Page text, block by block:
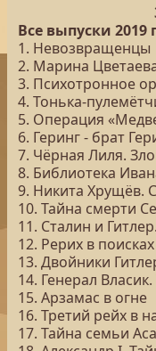
Все выпуски 2019
1. Невозвращенцы
2. Марина
3. Психотронное
4. Тонька-
5. Операция
6. Геринг - брат
7. Чёрная Лиля.
8. Библиотека
9. Никита Хрущёв.
10. Тайна смерти
11. Сталин и
12. Рерих в
13. Двойники
14. Генерал
15. Арзамас в огне
16. Третий рейх в
17. Тайна семьи